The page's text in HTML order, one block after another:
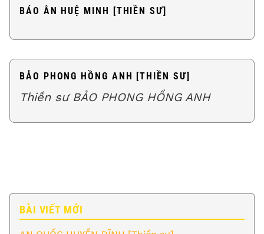
BÁO ÂN HUỆ MINH [THIỀN SƯ]
BẢO PHONG HỒNG ANH [THIỀN SƯ]
Thiền sư BẢO PHONG HỒNG ANH
BÀI VIẾT MỚI